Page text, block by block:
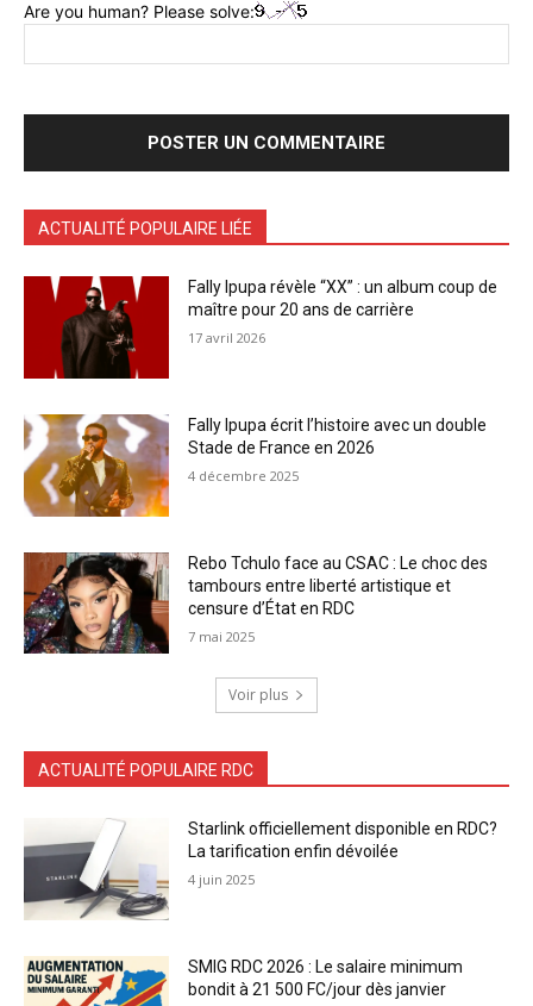
Are you human? Please solve:
ACTUALITÉ POPULAIRE LIÉE
Fally Ipupa révèle “XX” : un album coup de
maître pour 20 ans de carrière
17 avril 2026
Fally Ipupa écrit l’histoire avec un double
Stade de France en 2026
4 décembre 2025
Rebo Tchulo face au CSAC : Le choc des
tambours entre liberté artistique et
censure d’État en RDC
7 mai 2025
Voir plus
ACTUALITÉ POPULAIRE RDC
Starlink officiellement disponible en RDC?
La tarification enfin dévoilée
4 juin 2025
SMIG RDC 2026 : Le salaire minimum
bondit à 21 500 FC/jour dès janvier